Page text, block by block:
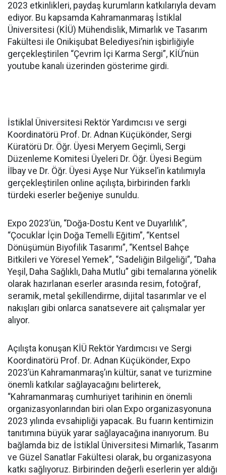
2023 etkinlikleri, paydaş kurumların katkılarıyla devam
ediyor. Bu kapsamda Kahramanmaraş İstiklal
Üniversitesi (KİÜ) Mühendislik, Mimarlık ve Tasarım
Fakültesi ile Onikişubat Belediyesi’nin işbirliğiyle
gerçekleştirilen “Çevrim İçi Karma Sergi”, KİÜ’nün
youtube kanalı üzerinden gösterime girdi.
İstiklal Üniversitesi Rektör Yardımcısı ve sergi
Koordinatörü Prof. Dr. Adnan Küçükönder, Sergi
Küratörü Dr. Öğr. Üyesi Meryem Geçimli, Sergi
Düzenleme Komitesi Üyeleri Dr. Öğr. Üyesi Begüm
İlbay ve Dr. Öğr. Üyesi Ayşe Nur Yüksel’in katılımıyla
gerçekleştirilen online açılışta, birbirinden farklı
türdeki eserler beğeniye sunuldu.
Expo 2023’ün, “Doğa-Dostu Kent ve Duyarlılık”,
“Çocuklar İçin Doğa Temelli Eğitim”, “Kentsel
Dönüşümün Biyofilik Tasarımı”, “Kentsel Bahçe
Bitkileri ve Yöresel Yemek”, “Sadeliğin Bilgeliği”, “Daha
Yeşil, Daha Sağlıklı, Daha Mutlu” gibi temalarına yönelik
olarak hazırlanan eserler arasında resim, fotoğraf,
seramik, metal şekillendirme, dijital tasarımlar ve el
nakışları gibi onlarca sanatsevere ait çalışmalar yer
alıyor.
Açılışta konuşan KİÜ Rektör Yardımcısı ve Sergi
Koordinatörü Prof. Dr. Adnan Küçükönder, Expo
2023’ün Kahramanmaraş’ın kültür, sanat ve turizmine
önemli katkılar sağlayacağını belirterek,
“Kahramanmaraş cumhuriyet tarihinin en önemli
organizasyonlarından biri olan Expo organizasyonuna
2023 yılında evsahipliği yapacak. Bu fuarın kentimizin
tanıtımına büyük yarar sağlayacağına inanıyorum. Bu
bağlamda biz de İstiklal Üniversitesi Mimarlık, Tasarım
ve Güzel Sanatlar Fakültesi olarak, bu organizasyona
katkı sağlıyoruz. Birbirinden değerli eserlerin yer aldığı